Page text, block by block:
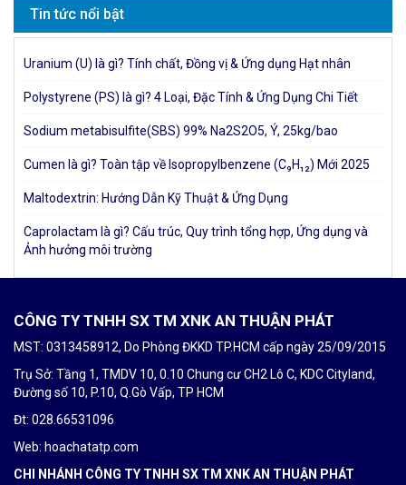
Tin tức nổi bật
Uranium (U) là gì? Tính chất, Đồng vị & Ứng dụng Hạt nhân
Polystyrene (PS) là gì? 4 Loại, Đặc Tính & Ứng Dụng Chi Tiết
Sodium metabisulfite(SBS) 99% Na2S2O5, Ý, 25kg/bao
Cumen là gì? Toàn tập về Isopropylbenzene (C₉H₁₂) Mới 2025
Maltodextrin: Hướng Dẫn Kỹ Thuật & Ứng Dụng
Caprolactam là gì? Cấu trúc, Quy trình tổng hợp, Ứng dụng và
Ảnh hưởng môi trường
CÔNG TY TNHH SX TM XNK AN THUẬN PHÁT
MST: 0313458912, Do Phòng ĐKKD TP.HCM cấp ngày 25/09/2015
Trụ Sở: Tầng 1, TMDV 10, 0.10 Chung cư CH2 Lô C, KDC Cityland,
Đường số 10, P.10, Q.Gò Vấp, TP HCM
Đt: 028.66531096
Web: hoachatatp.com
CHI NHÁNH CÔNG TY TNHH SX TM XNK AN THUẬN PHÁT